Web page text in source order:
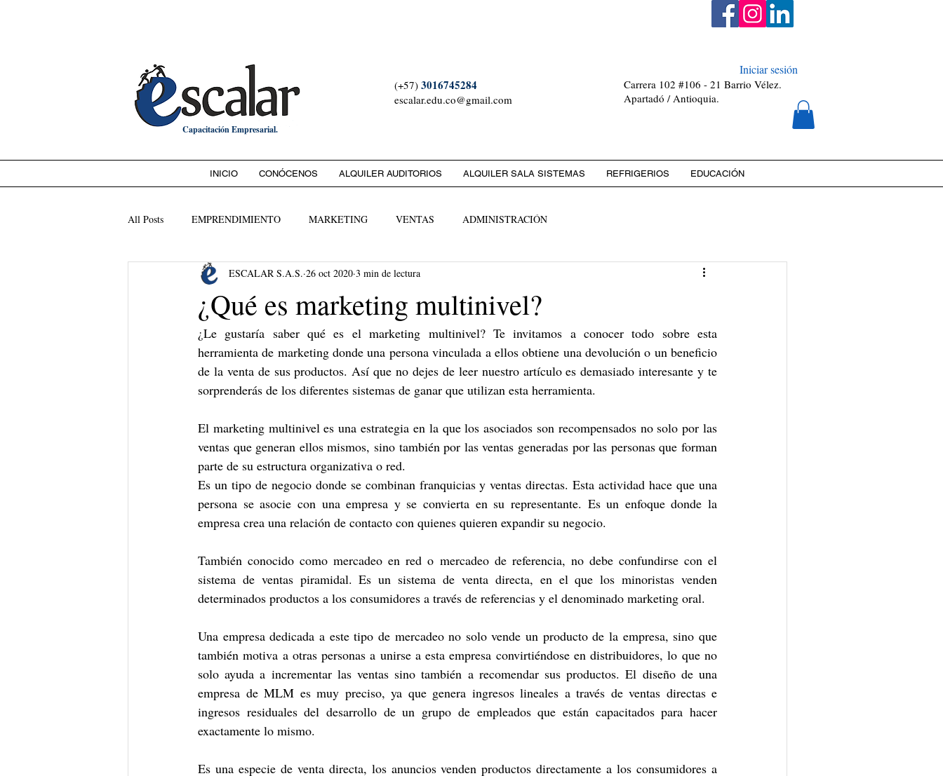
Bienvenido a ESCALAR S.A.S. NIT: 900811448-0
(+57) 3016745284
escalar.edu.co@gmail.com
Carrera 102 #106 - 21 Barrio Vélez.
Apartadó / Antioquia.
Iniciar sesión
Capacitación Empresarial.
INICIO CONÓCENOS ALQUILER AUDITORIOS ALQUILER SALA SISTEMAS REFRIGERIOS EDUCACIÓN
All Posts EMPRENDIMIENTO MARKETING VENTAS ADMINISTRACIÓN
¿Qué es marketing multinivel?
ESCALAR S.A.S. 26 oct 2020 3 min de lectura
¿Le gustaría saber qué es el marketing multinivel? Te invitamos a conocer todo sobre esta
herramienta de marketing donde una persona vinculada a ellos obtiene una devolución o un beneficio
de la venta de sus productos. Así que no dejes de leer nuestro artículo es demasiado interesante y te
sorprenderás de los diferentes sistemas de ganar que utilizan esta herramienta.
El marketing multinivel es una estrategia en la que los asociados son recompensados ​​no solo por las
ventas que generan ellos mismos, sino también por las ventas generadas por las personas que forman
parte de su estructura organizativa o red.
Es un tipo de negocio donde se combinan franquicias y ventas directas. Esta actividad hace que una
persona se asocie con una empresa y se convierta en su representante. Es un enfoque donde la
empresa crea una relación de contacto con quienes quieren expandir su negocio.
También conocido como mercadeo en red o mercadeo de referencia, no debe confundirse con el
sistema de ventas piramidal. Es un sistema de venta directa, en el que los minoristas venden
determinados productos a los consumidores a través de referencias y el denominado marketing oral.
Una empresa dedicada a este tipo de mercadeo no solo vende un producto de la empresa, sino que
también motiva a otras personas a unirse a esta empresa convirtiéndose en distribuidores, lo que no
solo ayuda a incrementar las ventas sino también a recomendar sus productos. El diseño de una
empresa de MLM es muy preciso, ya que genera ingresos lineales a través de ventas directas e
ingresos residuales del desarrollo de un grupo de empleados que están capacitados para hacer
exactamente lo mismo.
Es una especie de venta directa, los anuncios venden productos directamente a los consumidores a